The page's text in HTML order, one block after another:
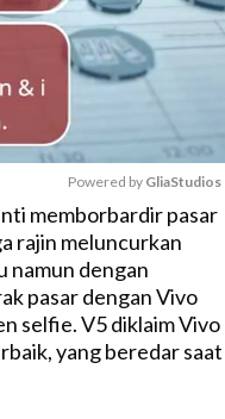
M
u
e
Powered by GliaStudios
memborbardir pasar
rajin meluncurkan
namun dengan
pasar dengan Vivo
selfie. V5 diklaim Vivo
yang beredar saat